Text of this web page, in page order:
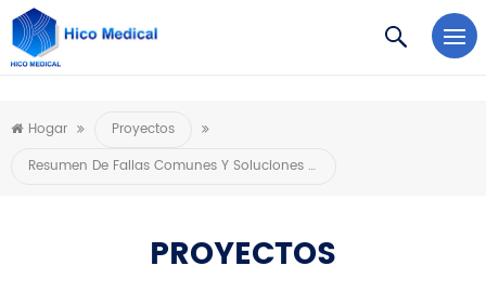
https://www.microsoft.com/en-us/microsoft-teams/log-in
Hogar
Proyectos
Resumen De Fallas Comunes Y Soluciones Para Concentrador De Oxígeno.
PROYECTOS